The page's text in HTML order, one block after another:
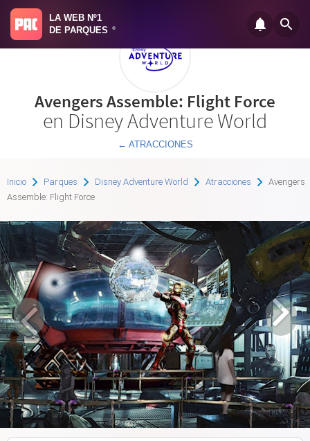
LA WEB Nº1
DE PARQUES
®
Avengers Assemble: Flight Force
en Disney Adventure World
← ATRACCIONES
Inicio Parques Disney Adventure World Atracciones
Avengers
Assemble: Flight Force